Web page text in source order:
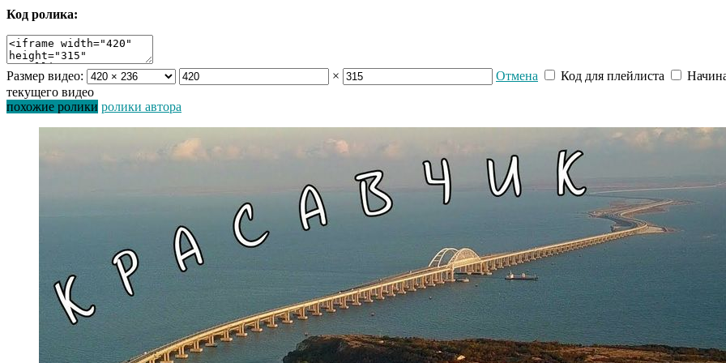
Код ролика:
Размер видео: × Отмена Код для плейлиста
текущего видео
похожие ролики ролики автора